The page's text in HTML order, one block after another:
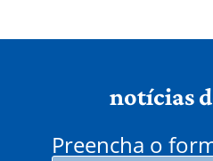
notícias
Preencha o